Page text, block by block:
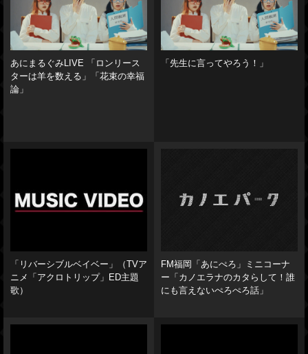
あにまるぐみLIVE 「ロンリース
ターは羊を数える」「花束の幸福
論」
「先生に言ってやろう！」
「リバーシブルベイベー」（TVア
ニメ「アクロトリップ」ED主題
歌）
FM福岡「あにぺろ」ミニコーナ
ー「カノエラナのカタらして！誰
にも言えないぺろぺろ話」